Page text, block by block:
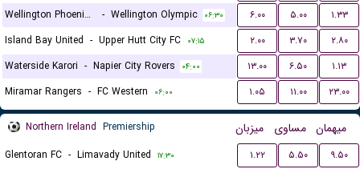
Wellington Phoenix Reservers
- Wellington Olympic ۰۶:۳۰ ۶.۰۰ ۵.۰۰
۱.۳۳
Island Bay United - Upper Hutt City FC ۰۷:۱۵ ۲.۰۰ ۳.۷۰
۲.۸۰
Waterside Karori - Napier City Rovers ۰۴:۰۰ ۱۳.۰۰ ۶.۵۰
۱.۱۳
Miramar Rangers - FC Western ۰۶:۰۰ ۱.۰۵ ۱۱.۰۰ ۲۳.۰۰
Northern Ireland Premiership میزبان مساوی میهمان
Glentoran FC - Limavady United ۱۷:۳۰ ۱.۲۲ ۵.۵۰
۹.۵۰